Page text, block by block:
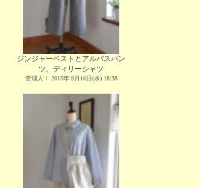
ジンジャーベストとアルバスパン
ツ、ディリーシャツ
管理人Ｉ 2015年 9月16日(水) 18:38